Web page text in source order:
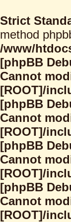
Strict
method
/www/
[phpBB
Cannot
[ROOT]/
[phpBB
Cannot
[ROOT]/
[phpBB
Cannot
[ROOT]/
[phpBB
Cannot
[ROOT]/